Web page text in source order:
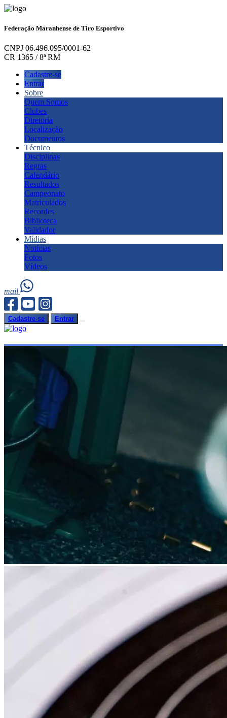
Federação Maranhense de Tiro Esportivo
CNPJ 06.496.095/0001-62
CR 1365 / 8ª RM
Cadastre-se
Entrar
Sobre
Quem Somos
Clubes
Diretoria
Localização
Documentos
Técnico
Disciplinas
Regras
Calendário
Resultados
Campeonato
Matriculados
Recordes
Biblioteca
Validador
Mídias
Notícias
Fotos
Vídeos
mail
Cadastre-se Entrar